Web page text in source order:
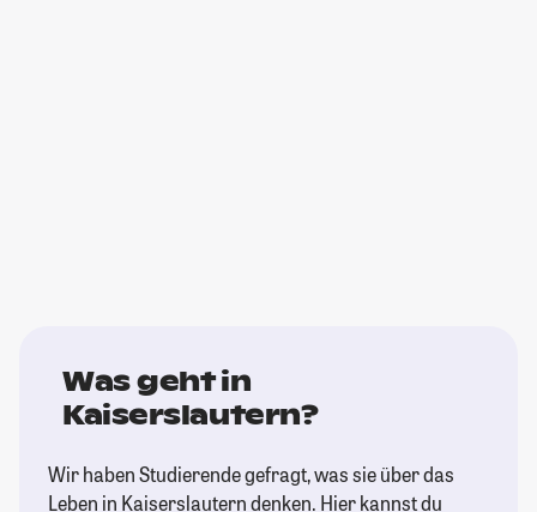
Was geht in
Kaiserslautern?
Wir haben Studierende gefragt, was sie über das
Leben in Kaiserslautern denken. Hier kannst du